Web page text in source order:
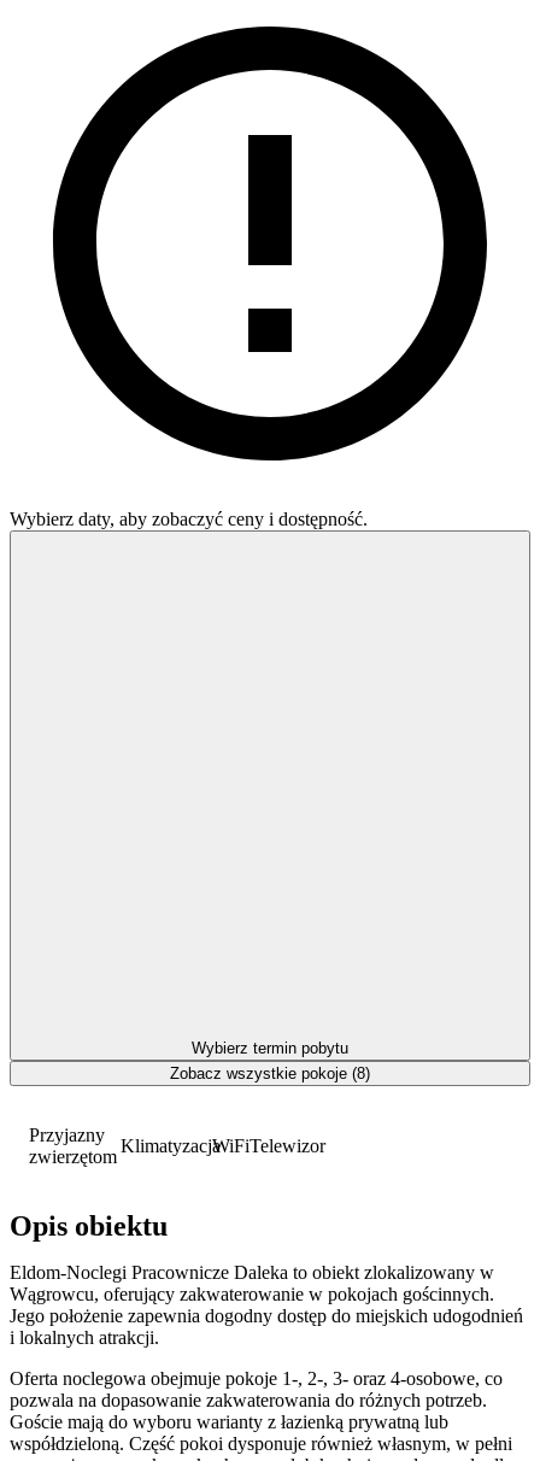
Przyjazny
zwierzętom
KlimatyzacjaWiFiTelewizor
Opis obiektu
Eldom-Noclegi Pracownicze Daleka to obiekt zlokalizowany w
Wągrowcu, oferujący zakwaterowanie w pokojach gościnnych.
Jego położenie zapewnia dogodny dostęp do miejskich udogodnień
i lokalnych atrakcji.
Oferta noclegowa obejmuje pokoje 1-, 2-, 3- oraz 4-osobowe, co
pozwala na dopasowanie zakwaterowania do różnych potrzeb.
Goście mają do wyboru warianty z łazienką prywatną lub
współdzieloną. Część pokoi dysponuje również własnym, w pełni
Wybierz daty, aby zobaczyć ceny i dostępność.
Wybierz termin pobytu
Zobacz wszystkie pokoje (8)